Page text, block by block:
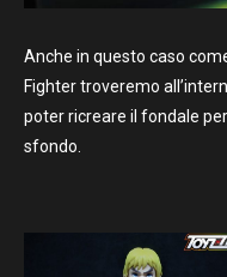
Anche in questo caso
Fighter troveremo
poter ricreare il fondale
sfondo.